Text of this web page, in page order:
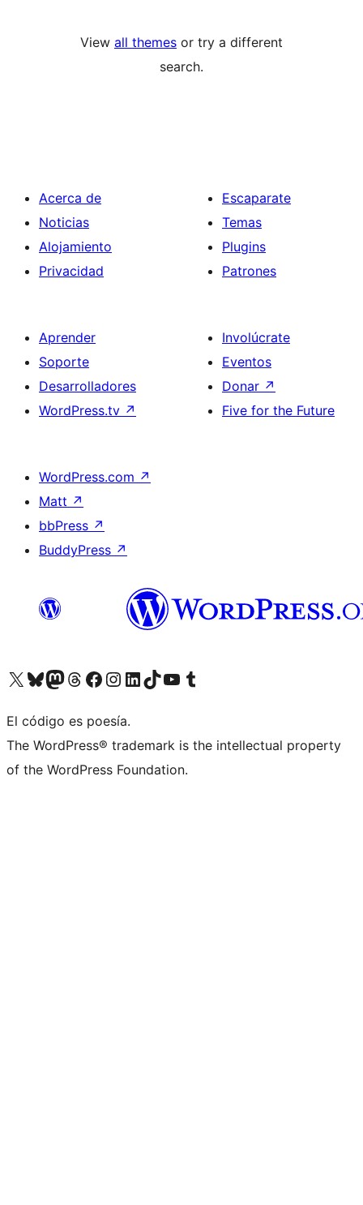
View all themes or try a different
search.
Acerca de
Noticias
Alojamiento
Privacidad
Escaparate
Temas
Plugins
Patrones
Aprender
Soporte
Desarrolladores
WordPress.tv ↗
Involúcrate
Eventos
Donar ↗
Five for the Future
WordPress.com ↗
Matt ↗
bbPress ↗
BuddyPress ↗
Visita nuestra cuenta de X (anteriormente Twitter)
Visit our Bluesky account
Visit our Mastodon account
Visit our Threads account
Visita nuestra página de Facebook
Visita nuestra cuenta de Instagram
Visita nuestra cuenta de LinkedIn
Visit our TikTok account
Visita nuestro canal de YouTube
Visit our Tumblr account
El código es poesía.
The WordPress® trademark is the intellectual property
of the WordPress Foundation.